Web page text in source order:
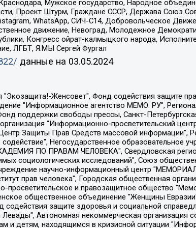
Мужское государство, Народное
Проект Штурм, Граждане СССР, Держава Союз
WhatsApp, СИЧ-С14, Добровольческое
движение, Невоград, Молодежное
Конгресс ойрат-калмыцкого народа,
ЛГБТ, Я.МЫ Сергей Фургал
данные на 03.05.2024
Некоммерческая организация "Фонд по борьбе с коррупцией", Автономная некоммерческая организация "Институт права и публичной политики", Баданин Роман Сергеевич, Гликин Максим Александрович, Железнова Мария Михайловна, Лукьянова Юлия Сергеевна, Маетная Елизавета Витальевна, Маняхин Петр Борисович, Чуракова Ольга Владимировна, Ярош Юлия Петровна, Юридическое лицо "The Insider SIA", зарегистрированное в Риге, Латвийская Республика (дата регистрации 26.06.2015), являющееся администратором доменного имени интернет-издания "The Insider SIA", https://theins.ru, Постернак Алексей Евгеньевич, Рубин Михаил Аркадьевич, Анин Роман Александрович, Юридическое лицо Istories fonds, зарегистрированное в Латвийской Республике (регистрационный номер 50008295751, дата регистрации 24.02.2020), Великовский Дмитрий Александрович, Долинина Ирина Николаевна, Мароховская Алеся Алексеевна, Шлейнов Роман Юрьевич, Шмагун Олеся Валентиновна, Общество с ограниченной ответственностью "Альтаир 2021", Общество с ограниченной ответственностью "Вега 2021", Общество с ограниченной ответственностью "Главный редактор 2021", Общество с ограниченной ответственностью "Ромашки монолит", Важенков Артем Валерьевич, Ивановская областная общественная организация "Центр гендерных исследований", Гурман Юрий Альбертович, Медиапроект "ОВД-Инфо", Егоров Владимир Владимирович, Жилинский Владимир Александрович, Общество с ограниченной ответственностью "ЗП", Иванова София Юрьевна, Карезина Инна Павловна, Кильтау Екатерина Викторовна, Петров Алексей Викторович, Пискунов Сергей Евгеньевич, Смирнов Сергей Сергеевич, Тихонов Михаил Сергеевич, Общество с ограниченной ответственностью "ЖУРНАЛИСТ-ИНОСТРАННЫЙ АГЕНТ", Арапова Галина Юрьевна, Вольтская Татьяна Анатольевна, Американская компания "Mason G.E.S. Anonymous Foundation" (США), являющаяся владельцем интернет-издания https://mnews.world/, Компания "Stichting Bellingcat", зарегистрированная в Нидерландах (дата регистрации 11.07.2018), Захаров Андрей Вячеславович, Клепиковская Екатерина Дмитриевна, Общество с ограниченной ответственностью "МЕМО", Перл Роман Александрович, Симонов Евгений Алексеевич, Соловьева Елена Анатольевна, Сотников Даниил Владимирович, Сурначева Елизавета Дмитриевна, Автономная некоммерческая организация по защите прав человека и информированию населения "Якутия – Наше Мнение", Общество с ограниченной ответственностью "Москоу диджитал медиа", с 26.01.2023 Общество с ограниченной ответственностью "Чайка Белые сады", Ветошкина Валерия Валерьевна, Заговора Максим Александрович, Межрегиональное общественное движение "Российская ЛГБТ - сеть", Оленичев Максим Владимирович, Павлов Иван Юрьевич, Скворцова Елена Сергеевна, Общество с ограниченной ответственностью "Как бы инагент", Кочетков Игорь Викторович, Общество с ограниченной ответственностью "Честные выборы", Еланчик Олег Александрович, Общество с ограниченной ответственностью "Нобелевский призыв", Гималова Регина Эмилевна, Григорьев Андрей Валерьевич, Григорьева Алина Александровна, Ассоциация по содействию защите прав призывников, альтернативнослужащих и военнослужащих "Правозащитная группа